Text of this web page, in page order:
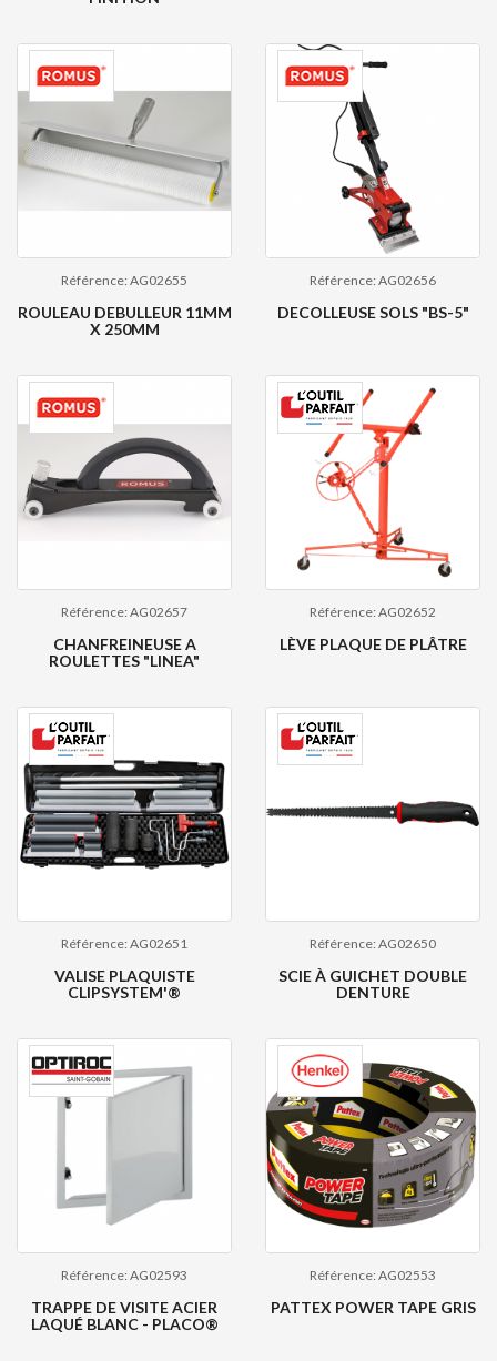
Référence: AG02655
ROULEAU DEBULLEUR 11MM
X 250MM
Référence: AG02656
DECOLLEUSE SOLS "BS-5"
Référence: AG02657
CHANFREINEUSE A
ROULETTES "LINEA"
Référence: AG02652
LÈVE PLAQUE DE PLÂTRE
Référence: AG02651
VALISE PLAQUISTE
CLIPSYSTEM'®
Référence: AG02650
SCIE À GUICHET DOUBLE
DENTURE
Référence: AG02593
TRAPPE DE VISITE ACIER
LAQUÉ BLANC - PLACO®
Référence: AG02553
PATTEX POWER TAPE GRIS